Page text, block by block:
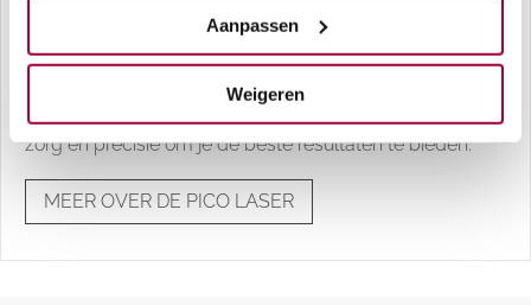
Aanpassen
Weigeren
beschadigen. Onze ervaren specialisten werken met
zorg en precisie om je de beste resultaten te bieden.
MEER OVER DE PICO LASER